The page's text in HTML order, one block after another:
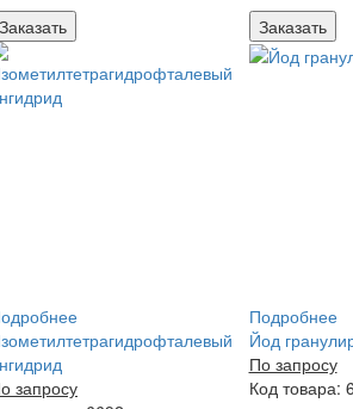
Заказать
Заказать
запросу
Подробнее
Йод
По запросу
Код товара: